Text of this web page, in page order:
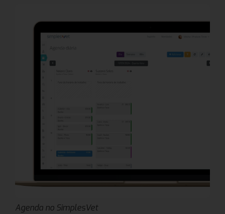
Agenda no SimplesVet